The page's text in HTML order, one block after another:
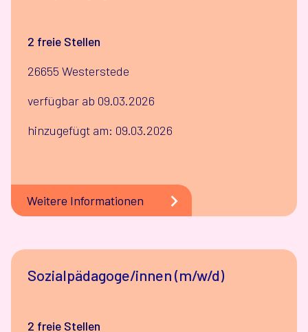
2 freie Stellen
26655 Westerstede
verfügbar ab 09.03.2026
hinzugefügt am: 09.03.2026
Weitere Informationen
Sozialpädagoge/innen (m/w/d)
2 freie Stellen